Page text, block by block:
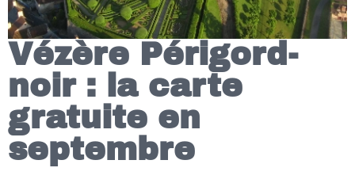
Vézère Périgord-
noir : la carte
gratuite en
septembre